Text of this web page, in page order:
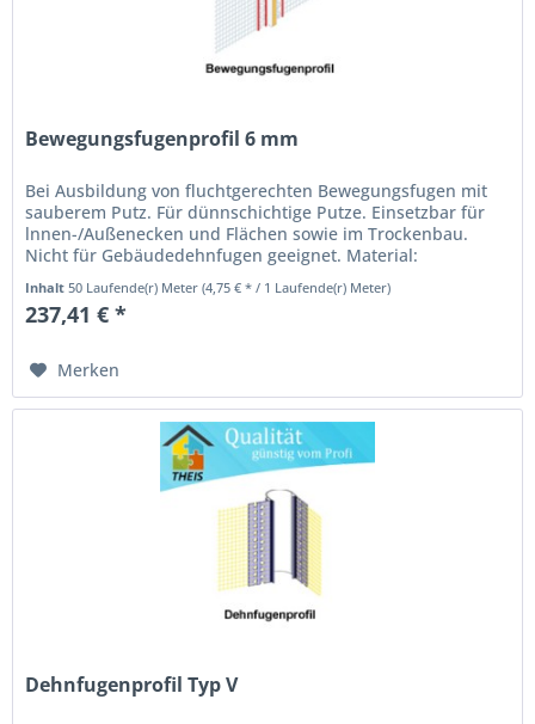
Bewegungsfugenprofil 6 mm
Bei Ausbildung von fluchtgerechten Bewegungsfugen mit
sauberem Putz. Für dünnschichtige Putze. Einsetzbar für
lnnen-/Außenecken und Flächen sowie im Trockenbau.
Nicht für Gebäudedehnfugen geeignet. Material:
Inhalt50 Laufende(r) Meter(4,75 € * / 1 Laufende(r) Meter)
237,41 € *
Merken
Dehnfugenprofil Typ V